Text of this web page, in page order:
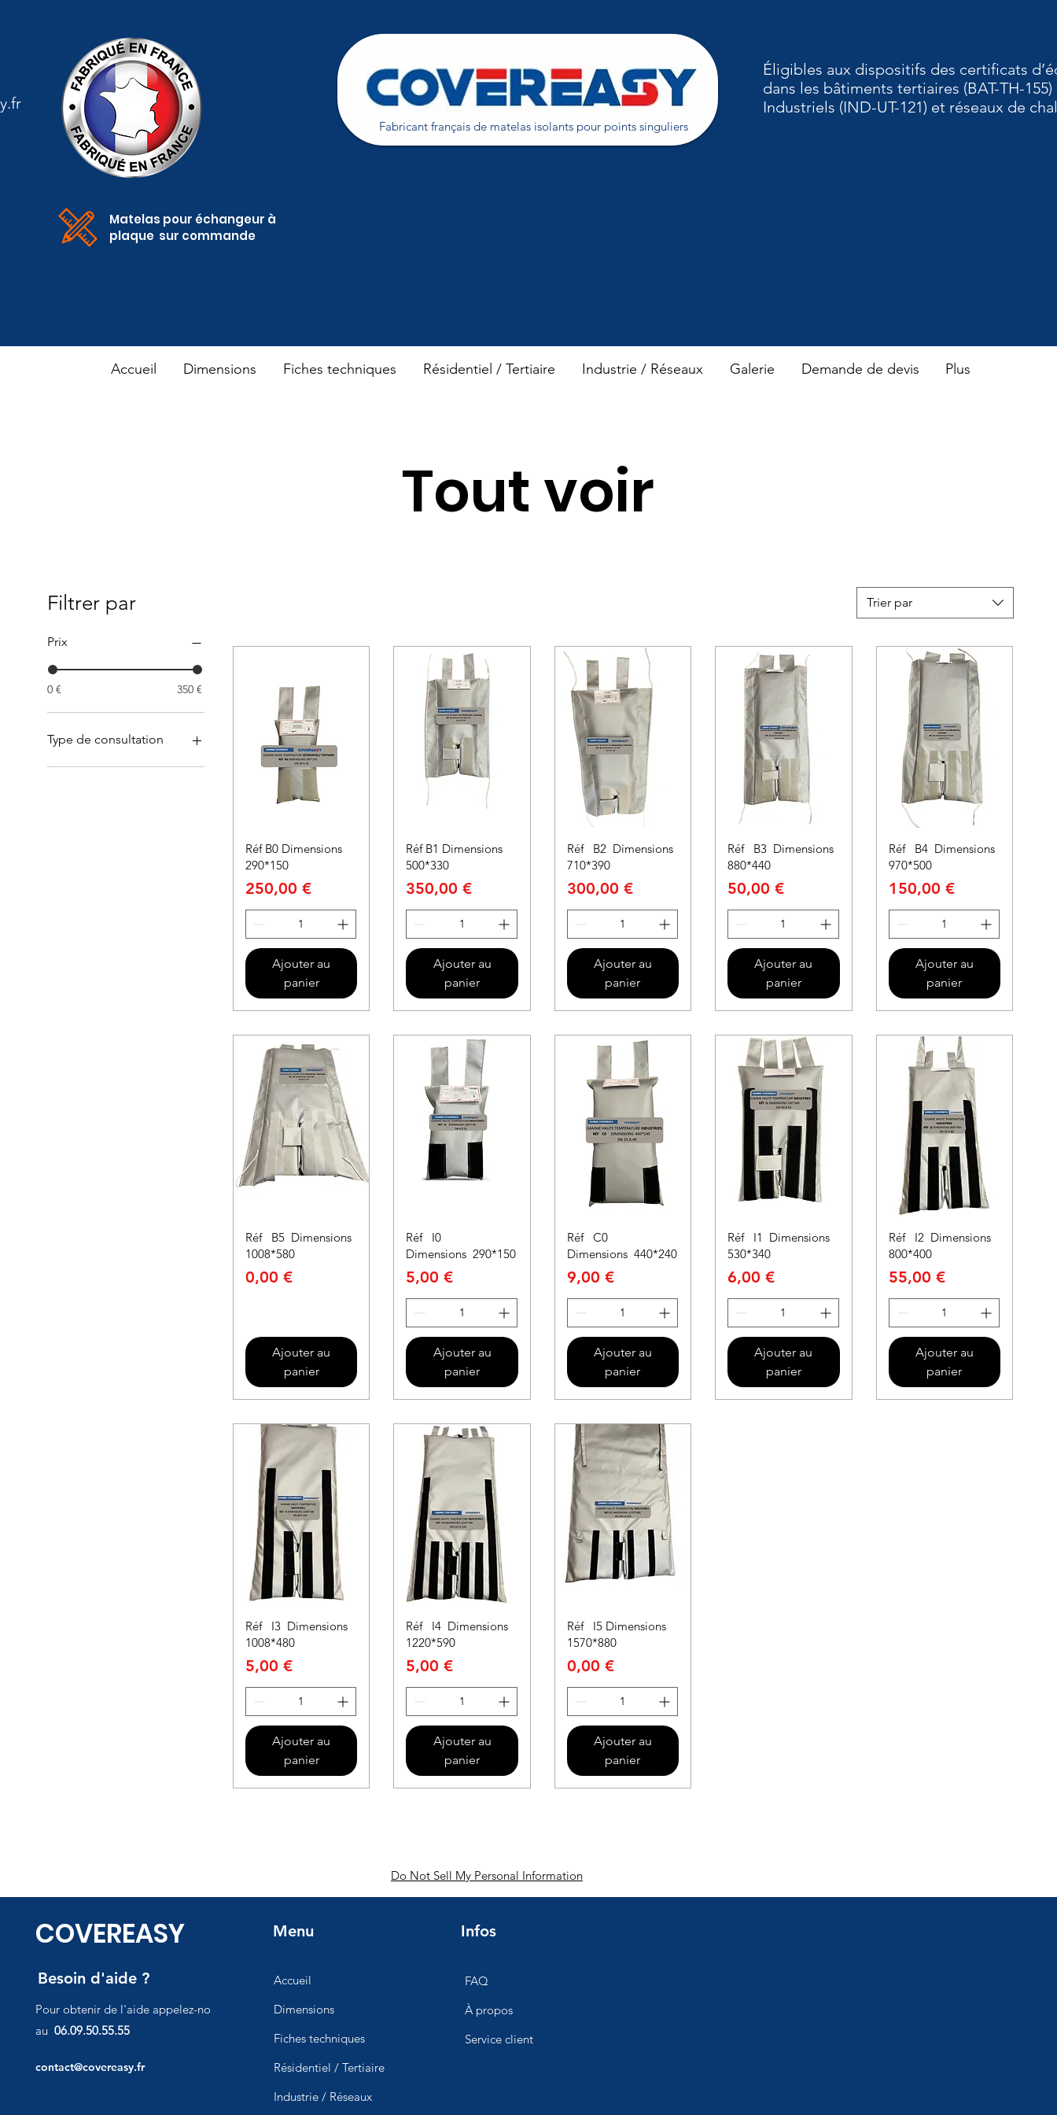
Matelas pour échangeur à
plaque sur commande
Fabricant français de matelas isolants pour points singuliers
Éligibles aux dispositifs des certificats
dans les bâtiments tertiaires (BAT-TH-
Industriels (IND-UT-121) et réseaux de
Accueil Dimensions Fiches techniques Résidentiel / Tertiaire Industrie / Réseaux Galerie Demande de devis Plus
Tout voir
Filtrer par
Prix
0 € 350 €
Type de consultation
Sur site
Trier par
Réf B0 Dimensions
290*150
Prix
250,00 €
Ajouter au
panier
Réf B1 Dimensions
500*330
Prix
350,00 €
Ajouter au
panier
Réf B2 Dimensions
710*390
Prix
300,00 €
Ajouter au
panier
Réf B3 Dimensions
880*440
Prix
50,00 €
Ajouter au
panier
Réf B4 Dimensions
970*500
Prix
150,00 €
Ajouter au
panier
Réf B5 Dimensions
1008*580
Prix
0,00 €
Ajouter au
panier
Réf I0
Dimensions 290*150
Prix
5,00 €
Ajouter au
panier
Réf C0
Dimensions 440*240
Prix
9,00 €
Ajouter au
panier
Réf I1 Dimensions
530*340
Prix
6,00 €
Ajouter au
panier
Réf I2 Dimensions
800*400
Prix
55,00 €
Ajouter au
panier
Réf I3 Dimensions
1008*480
Prix
5,00 €
Ajouter au
panier
Réf I4 Dimensions
1220*590
Prix
5,00 €
Ajouter au
panier
Réf I5 Dimensions
1570*880
Prix
0,00 €
Ajouter au
panier
Do Not Sell My Personal Information
COVEREASY
Besoin d'aide ?
Pour obtenir de l'aide appelez-nous
au06.09.50.55.55
contact@covereasy.fr
Menu
Accueil
Dimensions
Fiches techniques
Résidentiel / Tertiaire
Industrie / Réseaux
Infos
FAQ
À propos
Service client